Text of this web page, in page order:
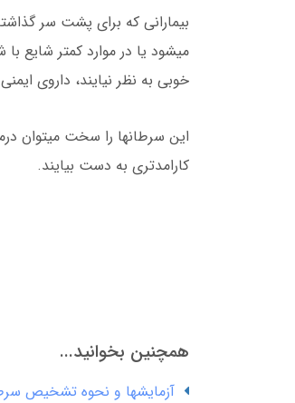
بیمارانی که برای پشت سر
میشود یا در موارد کمتر شایع
خوبی به نظر نیایند، داروی
این سرطانها را سخت میتوان
کارامدتری به دست بیایند.
همچنین بخوانید...
آزمایشها و نحوه تشخیص